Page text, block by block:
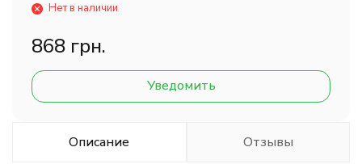
Нет в наличии
868 грн.
Уведомить
Описание Отзывы